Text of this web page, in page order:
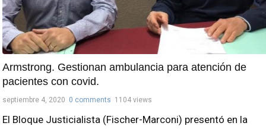
Armstrong. Gestionan ambulancia para atención de
pacientes con covid.
septiembre 4, 2020 0 comments 1104 views
El Bloque Justicialista (Fischer-Marconi) presentó en la